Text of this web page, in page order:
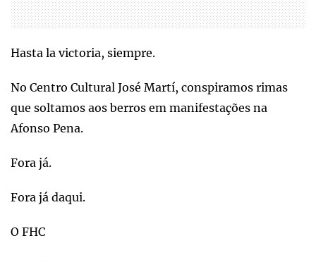
Hasta la victoria, siempre.
No Centro Cultural José Martí, conspiramos rimas
que soltamos aos berros em manifestações na
Afonso Pena.
Fora já.
Fora já daqui.
O FHC